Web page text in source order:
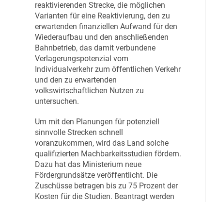
reaktivierenden Strecke, die möglichen
Varianten für eine Reaktivierung, den zu
erwartenden finanziellen Aufwand für den
Wiederaufbau und den anschließenden
Bahnbetrieb, das damit verbundene
Verlagerungspotenzial vom
Individualverkehr zum öffentlichen Verkehr
und den zu erwartenden
volkswirtschaftlichen Nutzen zu
untersuchen.
Um mit den Planungen für potenziell
sinnvolle Strecken schnell
voranzukommen, wird das Land solche
qualifizierten Machbarkeitsstudien fördern.
Dazu hat das Ministerium neue
Fördergrundsätze veröffentlicht. Die
Zuschüsse betragen bis zu 75 Prozent der
Kosten für die Studien. Beantragt werden